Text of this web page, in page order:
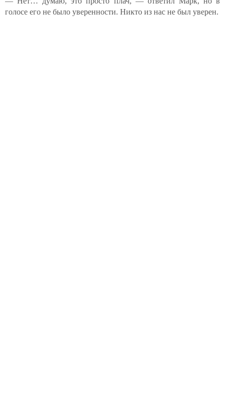
голосе его не было уверенности. Никто из нас не был уверен.